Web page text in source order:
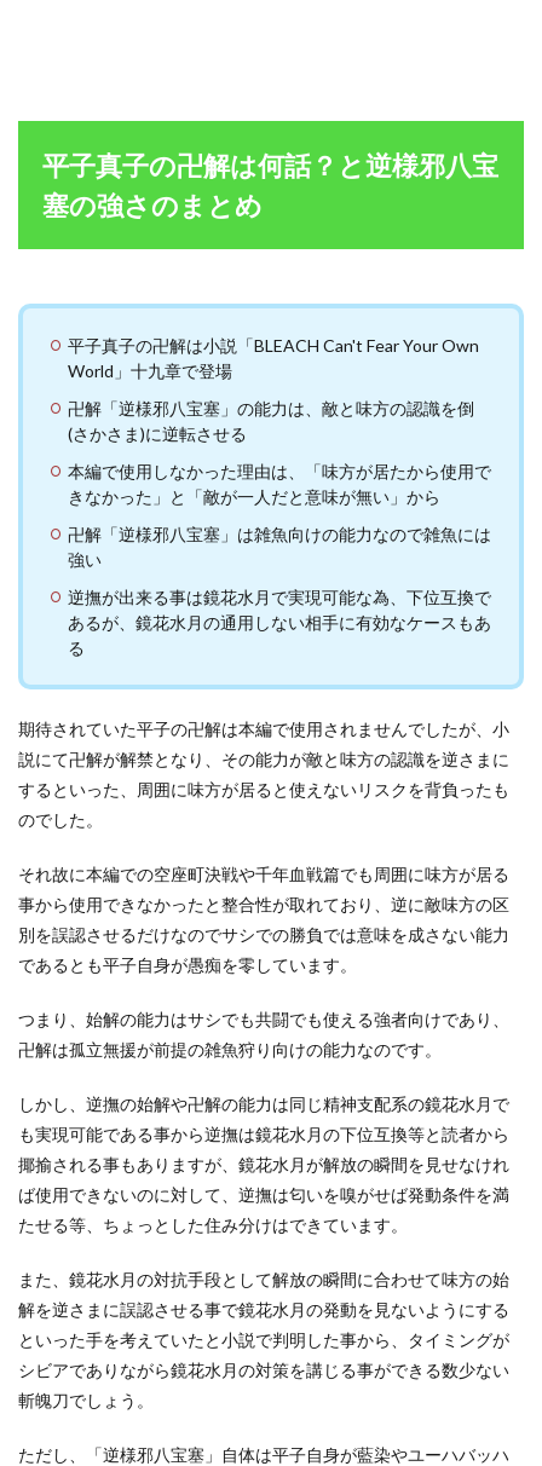
平子真子の卍解は何話？と逆様邪八宝
塞の強さのまとめ
平子真子の卍解は小説「BLEACH Can't Fear Your Own
World」十九章で登場
卍解「逆様邪八宝塞」の能力は、敵と味方の認識を倒
(さかさま)に逆転させる
本編で使用しなかった理由は、「味方が居たから使用で
きなかった」と「敵が一人だと意味が無い」から
卍解「逆様邪八宝塞」は雑魚向けの能力なので雑魚には
強い
逆撫が出来る事は鏡花水月で実現可能な為、下位互換で
あるが、鏡花水月の通用しない相手に有効なケースもあ
る
期待されていた平子の卍解は本編で使用されませんでしたが、小
説にて卍解が解禁となり、その能力が敵と味方の認識を逆さまに
するといった、周囲に味方が居ると使えないリスクを背負ったも
のでした。
それ故に本編での空座町決戦や千年血戦篇でも周囲に味方が居る
事から使用できなかったと整合性が取れており、逆に敵味方の区
別を誤認させるだけなのでサシでの勝負では意味を成さない能力
であるとも平子自身が愚痴を零しています。
つまり、始解の能力はサシでも共闘でも使える強者向けであり、
卍解は孤立無援が前提の雑魚狩り向けの能力なのです。
しかし、逆撫の始解や卍解の能力は同じ精神支配系の鏡花水月で
も実現可能である事から逆撫は鏡花水月の下位互換等と読者から
揶揄される事もありますが、鏡花水月が解放の瞬間を見せなけれ
ば使用できないのに対して、逆撫は匂いを嗅がせば発動条件を満
たせる等、ちょっとした住み分けはできています。
また、鏡花水月の対抗手段として解放の瞬間に合わせて味方の始
解を逆さまに誤認させる事で鏡花水月の発動を見ないようにする
といった手を考えていたと小説で判明した事から、タイミングが
シビアでありながら鏡花水月の対策を講じる事ができる数少ない
斬魄刀でしょう。
ただし、「逆様邪八宝塞」自体は平子自身が藍染やユーハバッハ